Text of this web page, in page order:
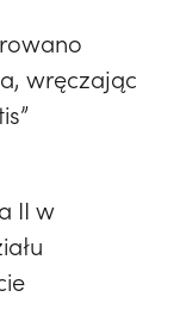
wręczając
II w